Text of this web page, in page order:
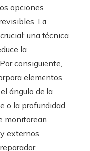
opciones
La
una técnica
la
consiguiente,
elementos
ángulo de la
o la profundidad
monitorean
externos